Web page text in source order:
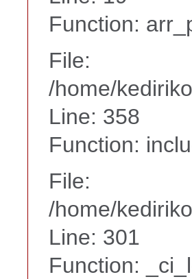
Function:
File:
/home/
Line: 358
Function:
File:
/home/
Line: 301
Function: